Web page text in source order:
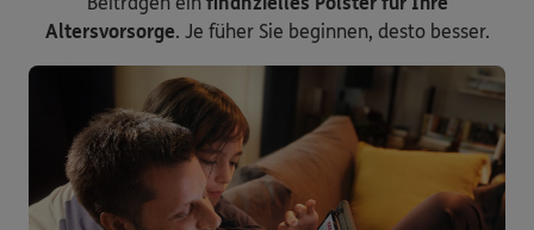
Altersvorsorge. Je füher Sie beginnen, desto besser.